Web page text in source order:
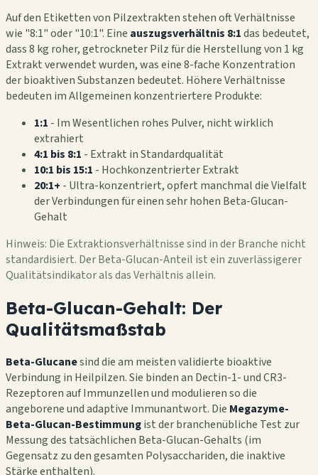
Auf den Etiketten von Pilzextrakten stehen oft Verhältnisse
wie "8:1" oder "10:1". Eine auszugsverhältnis 8:1das bedeutet,
dass 8 kg roher, getrockneter Pilz für die Herstellung von 1 kg
Extrakt verwendet wurden, was eine 8-fache Konzentration
der bioaktiven Substanzen bedeutet. Höhere Verhältnisse
bedeuten im Allgemeinen konzentriertere Produkte:
1:1 - Im Wesentlichen rohes Pulver, nicht wirklich
extrahiert
4:1 bis 8:1 - Extrakt in Standardqualität
10:1 bis 15:1 - Hochkonzentrierter Extrakt
20:1+ - Ultra-konzentriert, opfert manchmal die Vielfalt
der Verbindungen für einen sehr hohen Beta-Glucan-
Gehalt
Hinweis: Die Extraktionsverhältnisse sind in der Branche nicht
standardisiert. Der Beta-Glucan-Anteil ist ein zuverlässigerer
Qualitätsindikator als das Verhältnis allein.
Beta-Glucan-Gehalt: Der
Qualitätsmaßstab
Beta-Glucanesind die am meisten validierte bioaktive
Verbindung in Heilpilzen. Sie binden an Dectin-1- und CR3-
Rezeptoren auf Immunzellen und modulieren so die
angeborene und adaptive Immunantwort. Die Megazyme-
Beta-Glucan-Bestimmungist der branchenübliche Test zur
Messung des tatsächlichen Beta-Glucan-Gehalts (im
Gegensatz zu den gesamten Polysacchariden, die inaktive
Stärke enthalten).